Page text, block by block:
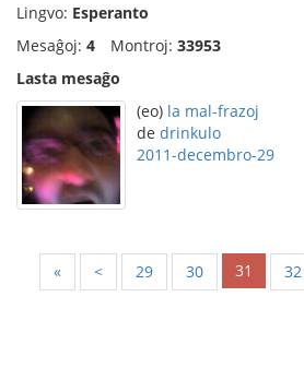
Lingvo: Esperanto
Mesaĝoj: 4 Montroj: 33953
Lasta mesaĝo
(eo) la mal-frazoj
de drinkulo
2011-decembro-29
« < 29 30 31 32